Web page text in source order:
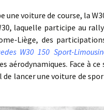
voiture de course, la
laquelle participe au
Liège, des
W30 150 Sport-
aérodynamiques. Face à
lancer une voiture de